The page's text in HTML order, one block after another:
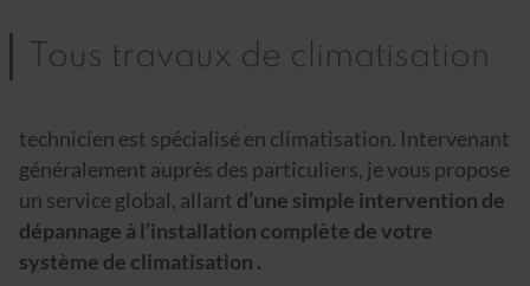
Tous travaux de climatisation
technicien est spécialisé en climatisation. Intervenant
généralement auprès des particuliers, je vous propose
un service global, allant d’une simple intervention de
dépannage à l’installation complète de votre
système de climatisation .